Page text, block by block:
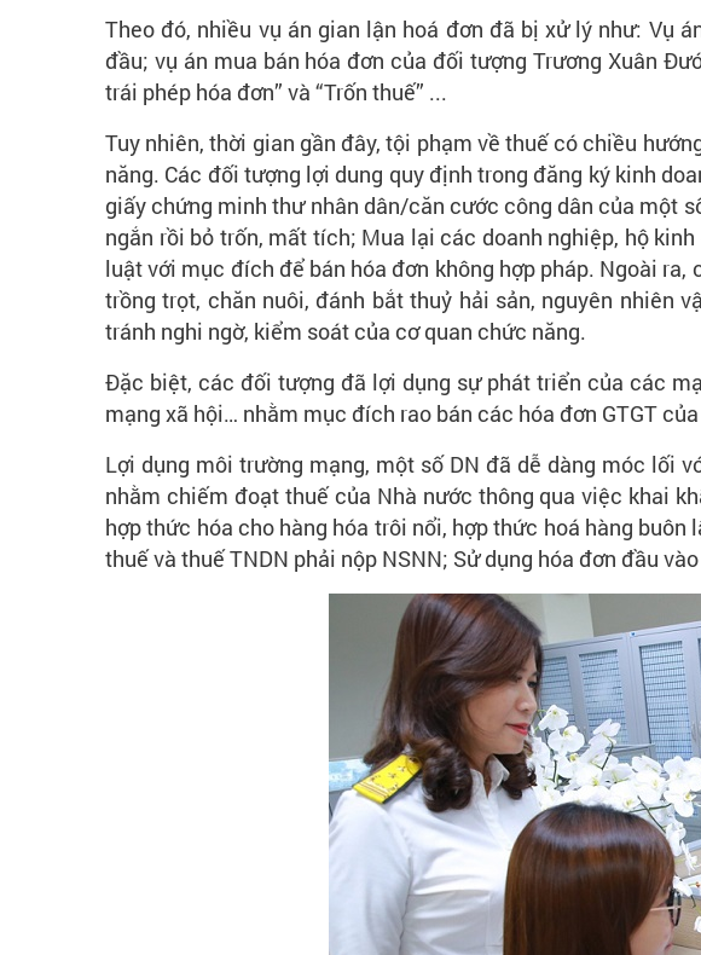
Theo đó, nhiều vụ án gian lận hoá đơn đã bị xử lý như: Vụ
đầu; vụ án mua bán hóa đơn của đối tượng Trương Xuân
trái phép hóa đơn” và “Trốn thuế” ...
Tuy nhiên, thời gian gần đây, tội phạm về thuế có chiều
năng. Các đối tượng lợi dung quy định trong đăng ký kinh
giấy chứng minh thư nhân dân/căn cước công dân của một
ngắn rồi bỏ trốn, mất tích; Mua lại các doanh nghiệp, hộ
luật với mục đích để bán hóa đơn không hợp pháp. Ngoài
trồng trọt, chăn nuôi, đánh bắt thuỷ hải sản, nguyên nhiên
tránh nghi ngờ, kiểm soát của cơ quan chức năng.
Đặc biệt, các đối tượng đã lợi dụng sự phát triển của các
mạng xã hội… nhằm mục đích rao bán các hóa đơn GTGT
Lợi dụng môi trường mạng, một số DN đã dễ dàng móc lối
nhằm chiếm đoạt thuế của Nhà nước thông qua việc khai
hợp thức hóa cho hàng hóa trôi nổi, hợp thức hoá hàng
thuế và thuế TNDN phải nộp NSNN; Sử dụng hóa đơn đầu